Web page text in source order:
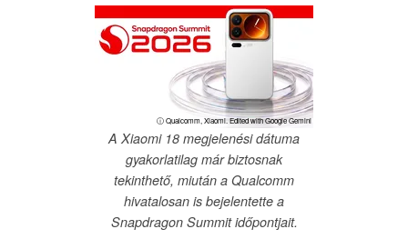
ⓘ Qualcomm, Xiaomi. Edited with Google Gemini
A Xiaomi 18 megjelenési dátuma
gyakorlatilag már biztosnak
tekinthető, miután a Qualcomm
hivatalosan is bejelentette a
Snapdragon Summit időpontjait.